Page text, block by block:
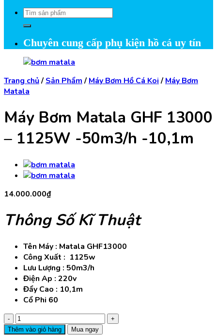
Tìm
kiếm:
Chuyên cung cấp phụ kiện hồ cá uy tín
Trang chủ/ Sản Phẩm / Máy Bơm Hồ Cá Koi / Máy Bơm
Matala
Máy Bơm Matala GHF 13000
– 1125W -50m3/h -10,1m
14.000.000₫
Thông Số Kĩ Thuật
Tên Máy : Matala GHF13000
Công Xuất : 1125w
Lưu Lượng : 50m3/h
Điện Ap : 220v
Đẩy Cao : 10,1m
Cổ Phi 60
Máy
Bơm
Thêm vào giỏ hàng Mua ngay